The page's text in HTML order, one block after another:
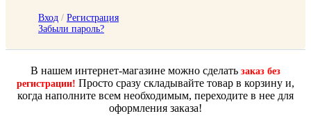
Вход / Регистрация
Забыли пароль?
В нашем интернет-магазине можно сделать заказ без
регистрации! Просто сразу складывайте товар в корзину и,
когда наполните всем необходимым, переходите в нее для
оформления заказа!